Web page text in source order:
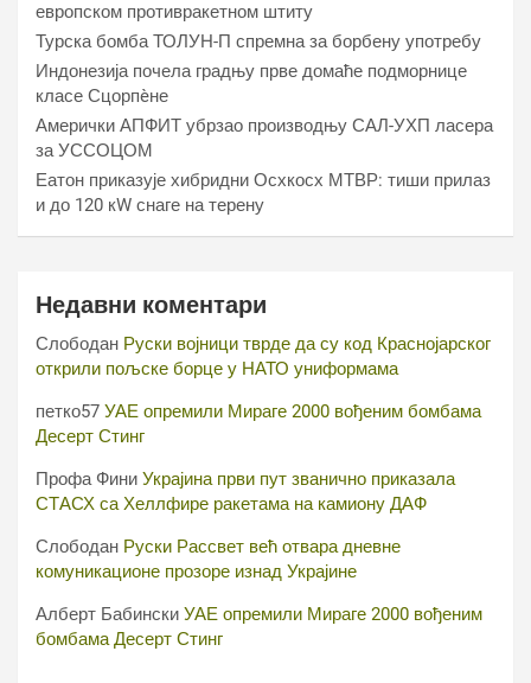
европском противракетном штиту
Турска бомба ТОЛУН-П спремна за борбену употребу
Индонезија почела градњу прве домаће подморнице
класе Сцорпèне
Амерички АПФИТ убрзао производњу САЛ-УХП ласера
за УССОЦОМ
Еатон приказује хибридни Осхкосх МТВР: тиши прилаз
и до 120 кW снаге на терену
Недавни коментари
Слободан Руски војници тврде да су код Краснојарског
открили пољске борце у НАТО униформама
петко57 УАЕ опремили Мираге 2000 вођеним бомбама
Десерт Стинг
Профа Фини Украјина први пут званично приказала
СТАСХ са Хеллфире ракетама на камиону ДАФ
Слободан Руски Рассвет већ отвара дневне
комуникационе прозоре изнад Украјине
Алберт Бабински УАЕ опремили Мираге 2000 вођеним
бомбама Десерт Стинг